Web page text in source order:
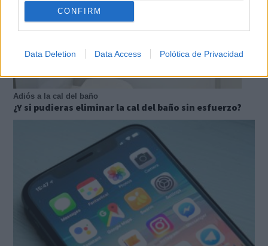
CONFIRM
Data Deletion Data Access Polótica de Privacidad
Adiós a la cal del baño
¿Y si pudieras eliminar la cal del baño sin esfuerzo?